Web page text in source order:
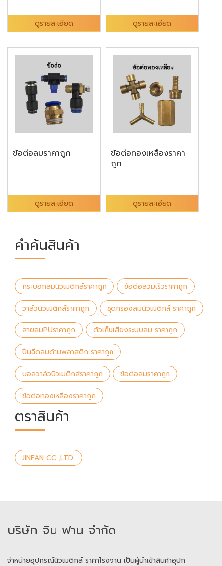
ดูรายละเอียด ดูรายละเอียด
ข้อต่อลมราคาถูก
ดูรายละเอียด
ข้อต่อทองเหลืองราคา
ถูก
ดูรายละเอียด
คำค้นสินค้า
กระบอกลมนิวเมติกส์ราคาถูก ข้อต่อสวมเร็วราคาถูก
วาล์วนิวเมติกส์ราคาถูก ชุดกรองลมนิวเมติกส์ ราคาถูก
สายลมPUราคาถูก ตัวเก็บเสียงระบบลม ราคาถูก
ปืนฉีดลมด้ามพลาสติก ราคาถูก
บอลวาล์วนิวเมติกส์ราคาถูก ข้อต่อลมราคาถูก
ข้อต่อทองเหลืองราคาถูก
ตราสินค้า
JINFAN CO.,LTD.
บริษัท จิน ฟาน จำกัด
จำหน่ายอุปกรณ์นิวเมติกส์ ราคาโรงงาน เป็นผู้นำเข้าสินค้าอุปก